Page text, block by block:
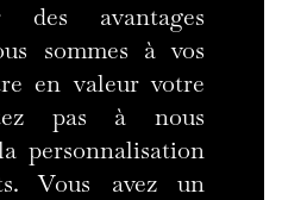
avantages
sommes à vos
en valeur votre
pas à nous
personnalisation
Vous avez un